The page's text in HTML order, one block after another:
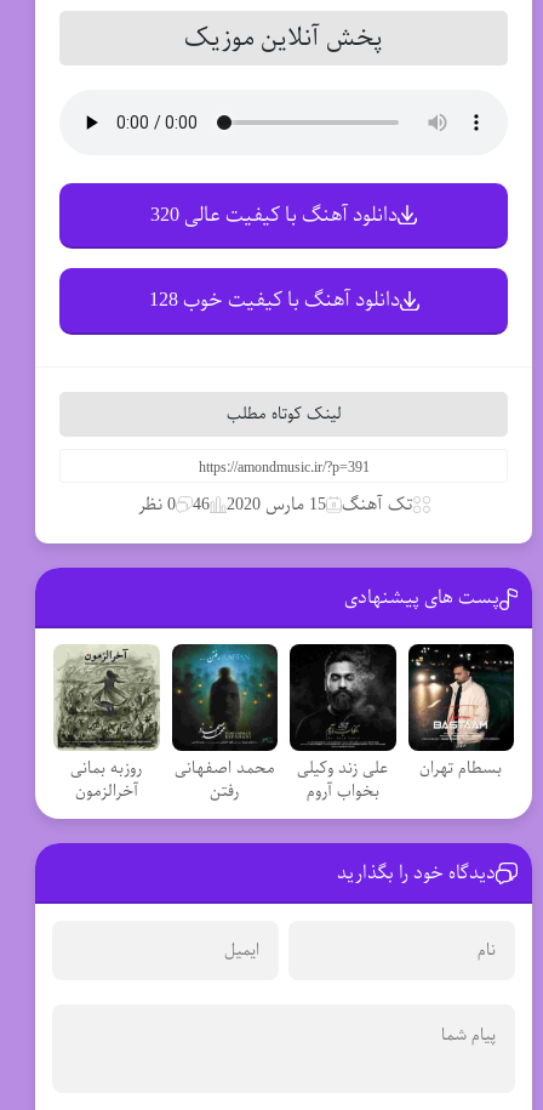
پخش آنلاین موزیک
دانلود آهنگ با کیفیت عالی 320
دانلود آهنگ با کیفیت خوب 128
لینک کوتاه مطلب
تک آهنگ 15 مارس 2020 46 0 نظر
پست های پیشنهادی
بسطام تهران
علی زند وکیلی
بخواب آروم
محمد اصفهانی
رفتن
روزبه بمانی
آخرالزمون
دیدگاه خود را بگذارید